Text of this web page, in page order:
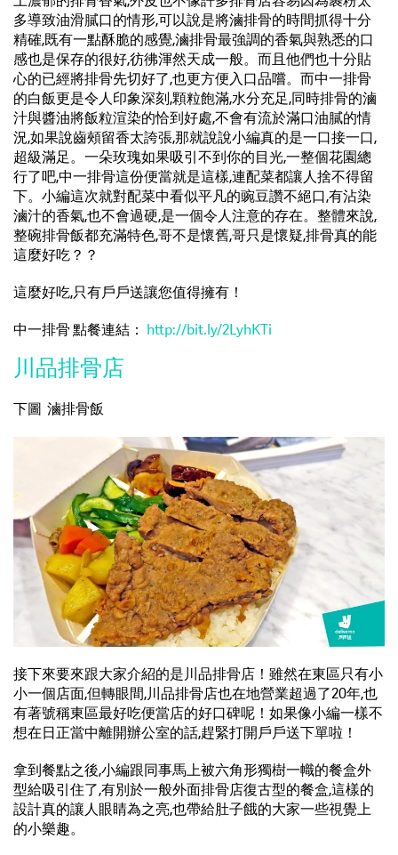
多導致油滑膩口的情形,可以說是將滷排骨的時間抓得十分
精確,既有一點酥脆的感覺,滷排骨最強調的香氣與熟悉的口
感也是保存的很好,彷彿渾然天成一般。而且他們也十分貼
心的已經將排骨先切好了,也更方便入口品嚐。而中一排骨
的白飯更是令人印象深刻,顆粒飽滿,水分充足,同時排骨的滷
汁與醬油將飯粒渲染的恰到好處,不會有流於滿口油膩的情
況,如果說齒頰留香太誇張,那就說說小編真的是一口接一口,
超級滿足。一朵玫瑰如果吸引不到你的目光,一整個花園總
行了吧,中一排骨這份便當就是這樣,連配菜都讓人捨不得留
下。小編這次就對配菜中看似平凡的豌豆讚不絕口,有沾染
滷汁的香氣,也不會過硬,是一個令人注意的存在。整體來說,
整碗排骨飯都充滿特色,哥不是懷舊,哥只是懷疑,排骨真的能
這麼好吃？？
這麼好吃,只有戶戶送讓您值得擁有！
中一排骨 點餐連結： http://bit.ly/2LyhKTi
川品排骨店
下圖 滷排骨飯
接下來要來跟大家介紹的是川品排骨店！雖然在東區只有小
小一個店面,但轉眼間,川品排骨店也在地營業超過了20年,也
有著號稱東區最好吃便當店的好口碑呢！如果像小編一樣不
想在日正當中離開辦公室的話,趕緊打開戶戶送下單啦！
拿到餐點之後,小編跟同事馬上被六角形獨樹一幟的餐盒外
型給吸引住了,有別於一般外面排骨店復古型的餐盒,這樣的
設計真的讓人眼睛為之亮,也帶給肚子餓的大家一些視覺上
的小樂趣。